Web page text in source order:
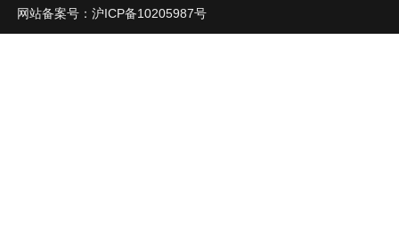
网站备案号： 沪ICP备10205987号